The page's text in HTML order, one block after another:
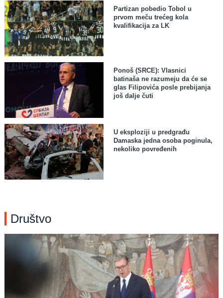
Partizan pobedio Tobol u
prvom meču trećeg kola
kvalifikacija za LK
Ponoš (SRCE): Vlasnici
batinaša ne razumeju da će se
glas Filipovića posle prebijanja
još dalje čuti
U eksploziji u predgrađu
Damaska jedna osoba poginula,
nekoliko povređenih
Društvo